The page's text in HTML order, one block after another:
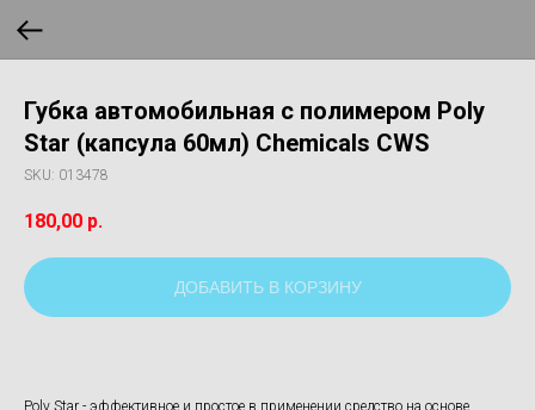
Губка автомобильная с полимером Poly
Star (капсула 60мл) Chemicals CWS
SKU: 013478
180,00 р.
ДОБАВИТЬ В КОРЗИНУ